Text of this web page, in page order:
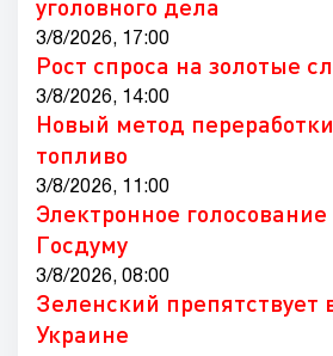
3/8/2026, 17:00
Рост спроса на золотые
3/8/2026, 14:00
Новый метод
топливо
3/8/2026, 11:00
Электронное
Госдуму
3/8/2026, 08:00
Зеленский препятствует
Украине